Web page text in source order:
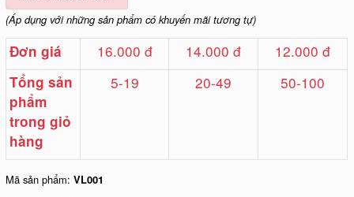
(Áp dụng với những sản phẩm có khuyến mãi tương tự)
Đơn giá 16.000 đ 14.000 đ 12.000 đ
Tổng sản
phẩm
trong giỏ
hàng
5-19 20-49 50-100
Mã sản phẩm:VL001